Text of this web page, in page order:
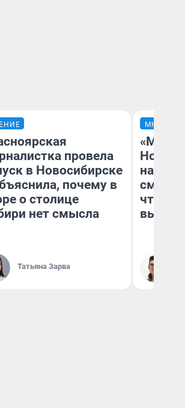
провела
в Новосибирске
почему в
о столице
нет смысла
Татьяна Зарва
МНЕНИЕ
«Мы
чтобы